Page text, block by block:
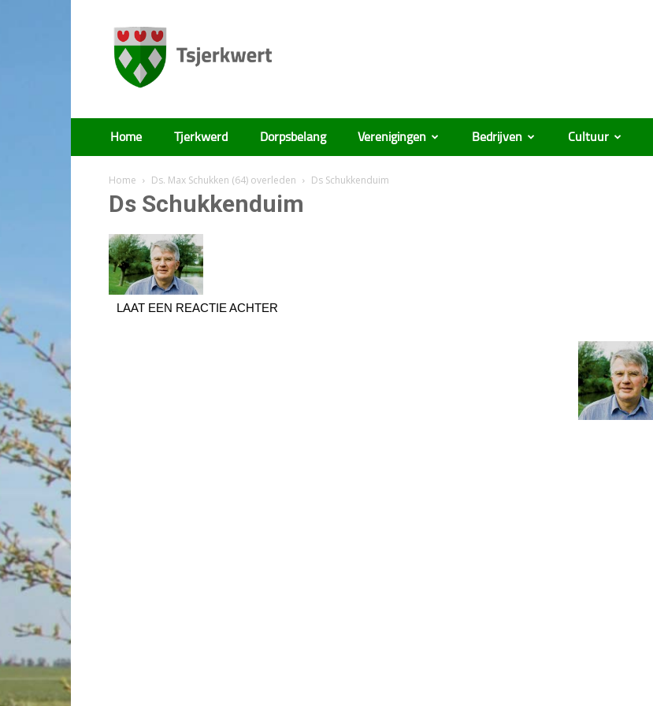
Tsjerkwert
Home Tjerkwerd Dorpsbelang Verenigingen Bedrijven Cultuur
Home Ds. Max Schukken (64) overleden Ds Schukkenduim
Ds Schukkenduim
LAAT EEN REACTIE ACHTER